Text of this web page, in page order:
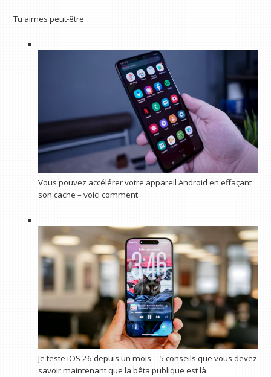
Tu aimes peut-être
Vous pouvez accélérer votre appareil Android en effaçant
son cache – voici comment
Je teste iOS 26 depuis un mois – 5 conseils que vous devez
savoir maintenant que la bêta publique est là